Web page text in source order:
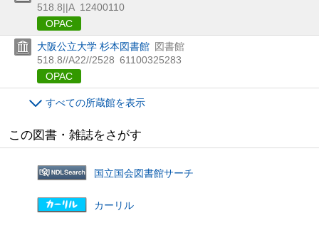
518.8||A 12400110
OPAC
大阪公立大学 杉本図書館 図書館
518.8//A22//2528 61100325283
OPAC
すべての所蔵館を表示
この図書・雑誌をさがす
国立国会図書館サーチ
カーリル